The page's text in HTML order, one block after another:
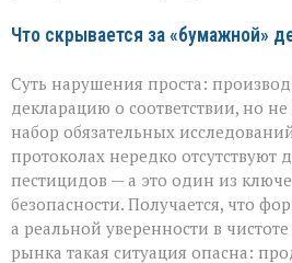
Что скрывается за «бумажной»
Суть нарушения проста:
декларацию о соответствии, но
набор обязательных
протоколах нередко отсутствуют
пестицидов — а это один из
безопасности. Получается, что
а реальной уверенности в
рынка такая ситуация опасна: